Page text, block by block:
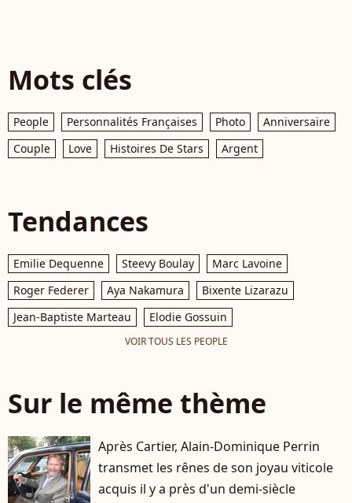
Mots clés
People Personnalités Françaises Photo
Anniversaire
Couple
Love Histoires De Stars Argent
Tendances
Emilie Dequenne Steevy Boulay
Marc Lavoine
Roger Federer
Aya Nakamura
Bixente Lizarazu
Jean-Baptiste Marteau
Elodie Gossuin
VOIR TOUS LES PEOPLE
Sur le même thème
Après Cartier, Alain-Dominique Perrin
transmet les rênes de son joyau viticole
acquis il y a près d'un demi-siècle